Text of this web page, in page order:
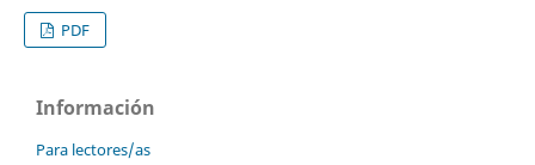
PDF
Información
Para lectores/as